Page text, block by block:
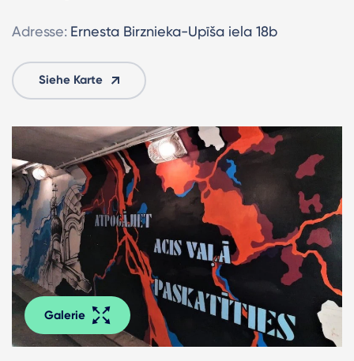
Adresse: Ernesta Birznieka-Upīša iela 18b
Siehe Karte
Galerie